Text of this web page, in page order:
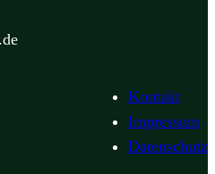
Kontakt
Impressum
Datenschutz